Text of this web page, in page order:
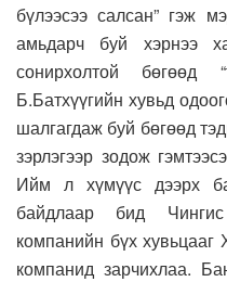
бүлээсээ салсан” гэж
амьдарч буй хэрнээ
сонирхолтой
Б.Батхүүгийн хувьд
шалгагдаж буй бөгөөд
зэрлэгээр зодож
Ийм л хүмүүс дээрх
байдлаар бид
компанийн бүх хувьцааг
компанид зарчихлаа.